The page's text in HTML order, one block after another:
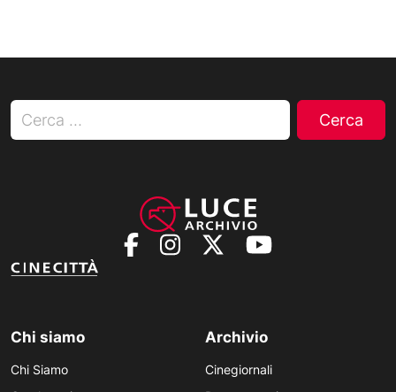
Ricerca per:
Chi siamo
Chi Siamo
Archivio
Cinegiornali